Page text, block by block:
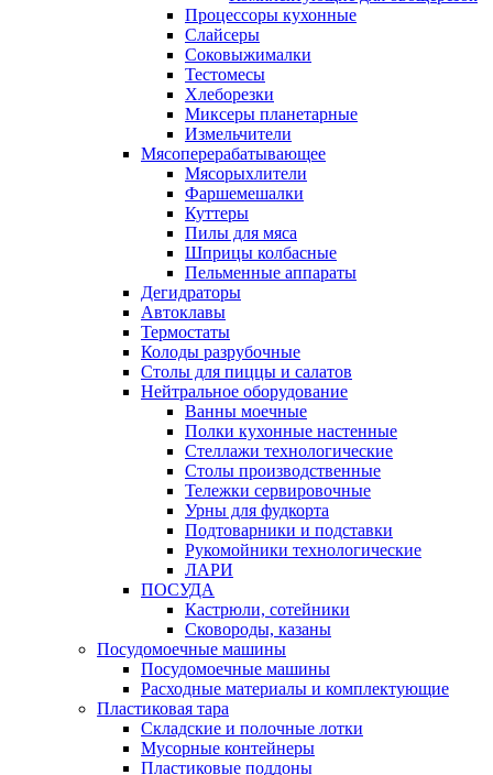
Процессоры кухонные
Слайсеры
Соковыжималки
Тестомесы
Хлеборезки
Миксеры планетарные
Измельчители
Мясоперерабатывающее
Мясорыхлители
Фаршемешалки
Куттеры
Пилы для мяса
Шприцы колбасные
Пельменные аппараты
Дегидраторы
Автоклавы
Термостаты
Колоды разрубочные
Столы для пиццы и салатов
Нейтральное оборудование
Ванны моечные
Полки кухонные настенные
Стеллажи технологические
Столы производственные
Тележки сервировочные
Урны для фудкорта
Подтоварники и подставки
Рукомойники технологические
ЛАРИ
ПОСУДА
Кастрюли, сотейники
Сковороды, казаны
Посудомоечные машины
Посудомоечные машины
Расходные материалы и комплектующие
Пластиковая тара
Складские и полочные лотки
Мусорные контейнеры
Пластиковые поддоны